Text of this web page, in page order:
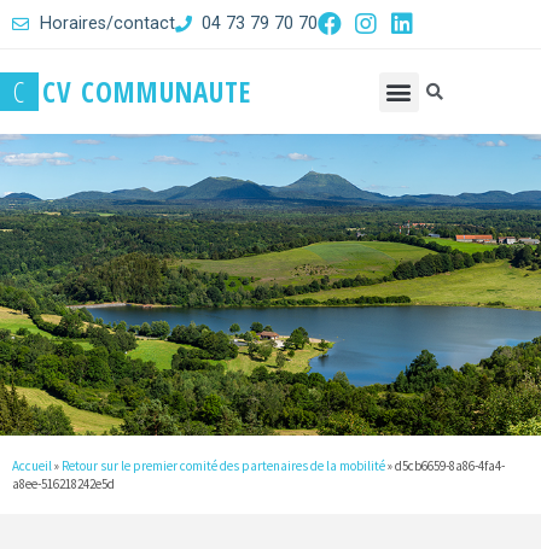
Horaires/contact 04 73 79 70 70
C CV COMMUNAUTE
Accueil » Retour sur le premier comité des partenaires de la mobilité»d5cb6659-8a86-4fa4-
a8ee-516218242e5d